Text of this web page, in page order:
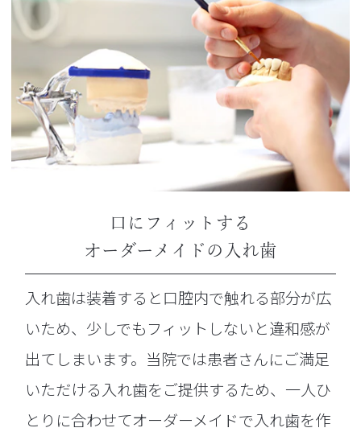
口にフィットする
オーダーメイドの入れ歯
入れ歯は装着すると口腔内で触れる部分が広
いため、少しでもフィットしないと違和感が
出てしまいます。当院では患者さんにご満足
いただける入れ歯をご提供するため、一人ひ
とりに合わせてオーダーメイドで入れ歯を作